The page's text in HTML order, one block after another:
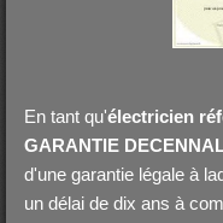
En tant qu'électricien
GARANTIE
d'une garantie légale à
un délai de dix ans à